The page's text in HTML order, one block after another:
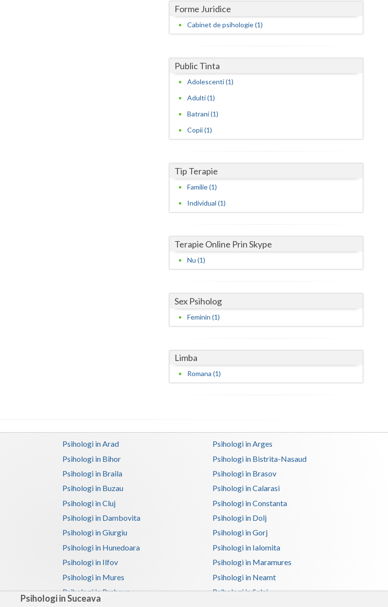
Psihologi in Suceava
Ilfov
Teleorman
Vaslui
Psihoterapie suportiva (1)
Forme Juridice
Cabinet de psihologie (1)
Public Tinta
Adolescenti (1)
Adulti (1)
Batrani (1)
Copii (1)
Tip Terapie
Familie (1)
Individual (1)
Terapie Online Prin Skype
Nu (1)
Sex Psiholog
Feminin (1)
Limba
Romana (1)
Psihologi in Arad
Psihologi in Arges
Psihologi in Bihor
Psihologi in Bistrita-Nasaud
Psihologi in Braila
Psihologi in Brasov
Psihologi in Buzau
Psihologi in Calarasi
Psihologi in Cluj
Psihologi in Constanta
Psihologi in Dambovita
Psihologi in Dolj
Psihologi in Giurgiu
Psihologi in Gorj
Psihologi in Hunedoara
Psihologi in Ialomita
Psihologi in Ilfov
Psihologi in Maramures
Psihologi in Mures
Psihologi in Neamt
Psihologi in Prahova
Psihologi in Salaj